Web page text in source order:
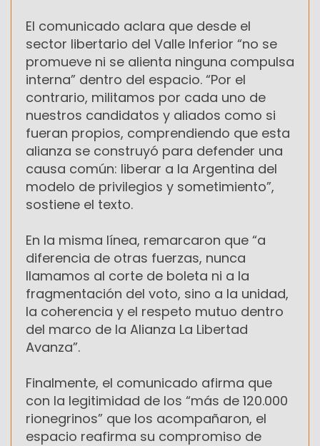
El comunicado aclara que desde el
sector libertario del Valle Inferior “no se
promueve ni se alienta ninguna compulsa
interna” dentro del espacio. “Por el
contrario, militamos por cada uno de
nuestros candidatos y aliados como si
fueran propios, comprendiendo que esta
alianza se construyó para defender una
causa común: liberar a la Argentina del
modelo de privilegios y sometimiento”,
sostiene el texto.
En la misma línea, remarcaron que “a
diferencia de otras fuerzas, nunca
llamamos al corte de boleta ni a la
fragmentación del voto, sino a la unidad,
la coherencia y el respeto mutuo dentro
del marco de la Alianza La Libertad
Avanza”.
Finalmente, el comunicado afirma que
con la legitimidad de los “más de 120.000
rionegrinos” que los acompañaron, el
espacio reafirma su compromiso de